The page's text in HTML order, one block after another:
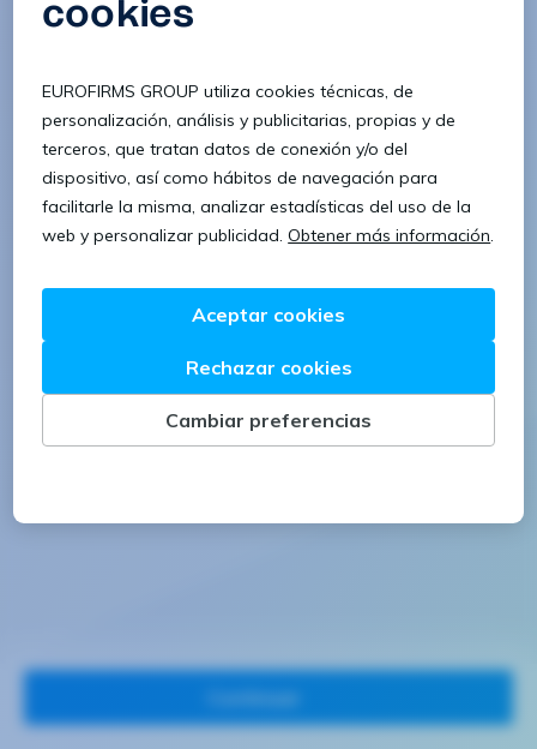
Contraseña
Confirmar contraseña
8 caracteres 1 letra minúscula
1 letra mayúscula 1 número